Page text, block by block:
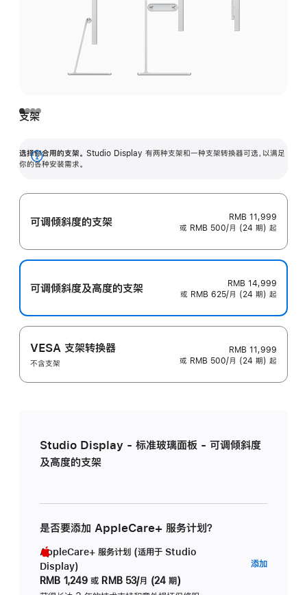
支架
选择你合用的支架。 Studio Display 有两种支架和一种支架转换器可选，以满足
你的各种安装需求。
展
可调倾斜度的支架
RMB 11,999
或 RMB 500/月 (24 期) 起
可调倾斜度及高‍度的支‍架
RMB 14,999
或 RMB 625/月 (24 期) 起
VESA 支架转换器
不含支架
RMB 11,999
或 RMB 500/月 (24 期) 起
Studio Display - 标准玻璃面板 - 可调倾斜度
及高度的支架
是否要添加 AppleCare+ 服务计划？
AppleCare+ 服务计划 (适用于 Studio
Display)
RMB 1,249 或 RMB 53/月 (24 期)
添加